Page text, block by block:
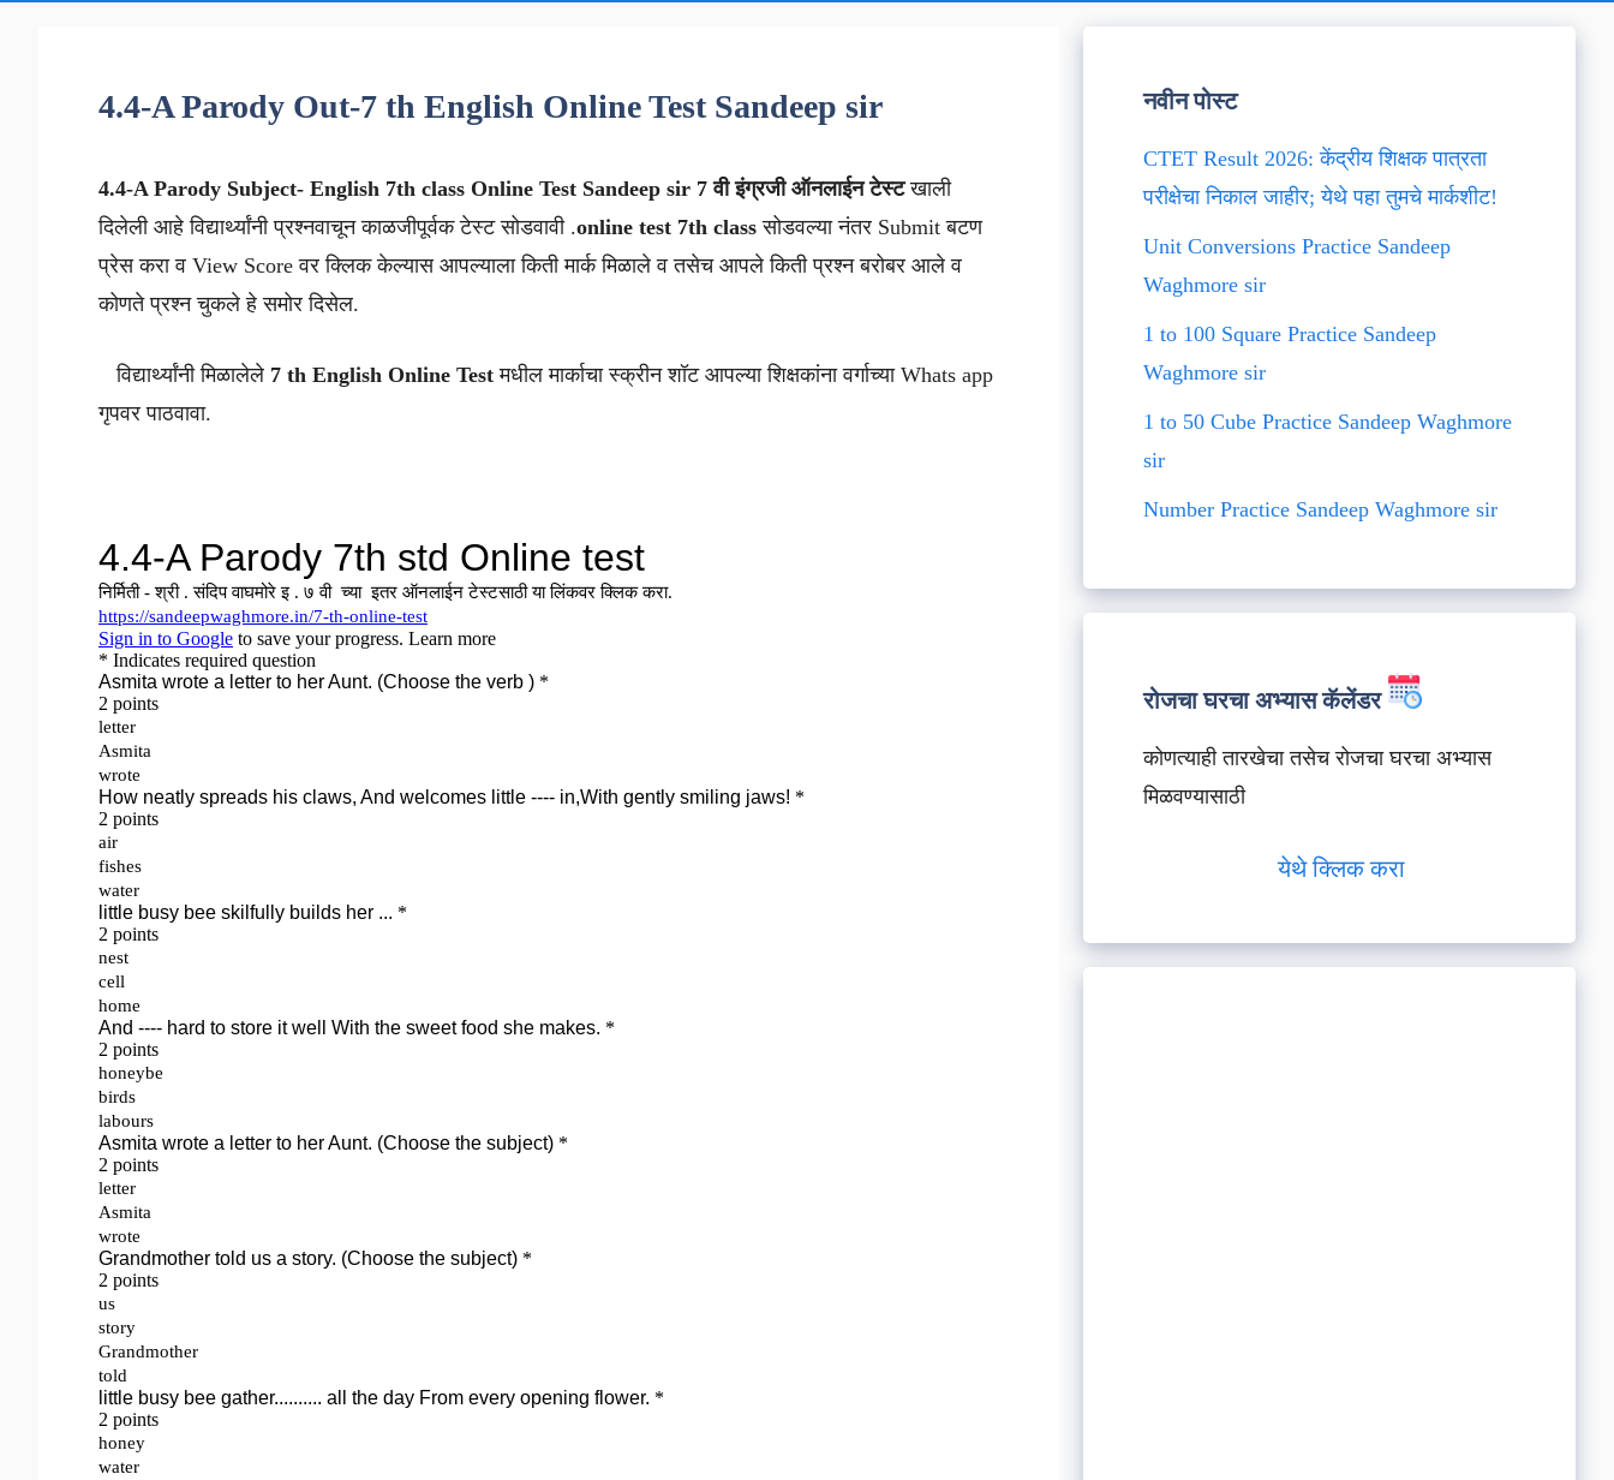
4.4-A Parody Out-7 th English Online Test Sandeep sir
4.4-A Parody Subject- English 7th class Online Test Sandeep sir 7 वीइंग्रजी ऑनलाईन टेस्टखाली
दिलेली आहे विद्यार्थ्यांनी प्रश्नवाचून काळजीपूर्वक टेस्ट सोडवावी .online test 7th class सोडवल्या नंतर Submit बटण
प्रेस करा व View Score वर क्लिक केल्यास आपल्याला किती मार्क मिळाले व तसेच आपले किती प्रश्न बरोबर आले व
कोणते प्रश्न चुकले हे समोर दिसेल.
विद्यार्थ्यांनी मिळालेले 7 th English Online Test मधील मार्काचा स्क्रीन शॉट आपल्या शिक्षकांना वर्गाच्या Whats app
गृपवर पाठवावा.
नवीन पोस्ट
CTET Result 2026: केंद्रीय शिक्षक पात्रता
परीक्षेचा निकाल जाहीर; येथे पहा तुमचे मार्कशीट!
Unit Conversions Practice Sandeep
Waghmore sir
1 to 100 Square Practice Sandeep
Waghmore sir
1 to 50 Cube Practice Sandeep Waghmore
sir
Number Practice Sandeep Waghmore sir
रोजचा घरचा अभ्यास कॅलेंडर
कोणत्याही तारखेचा तसेच रोजचा घरचा अभ्यास
मिळवण्यासाठी
येथे क्लिक करा